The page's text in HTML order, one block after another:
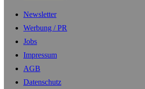
Newsletter
Werbung / PR
Jobs
Impressum
AGB
Datenschutz